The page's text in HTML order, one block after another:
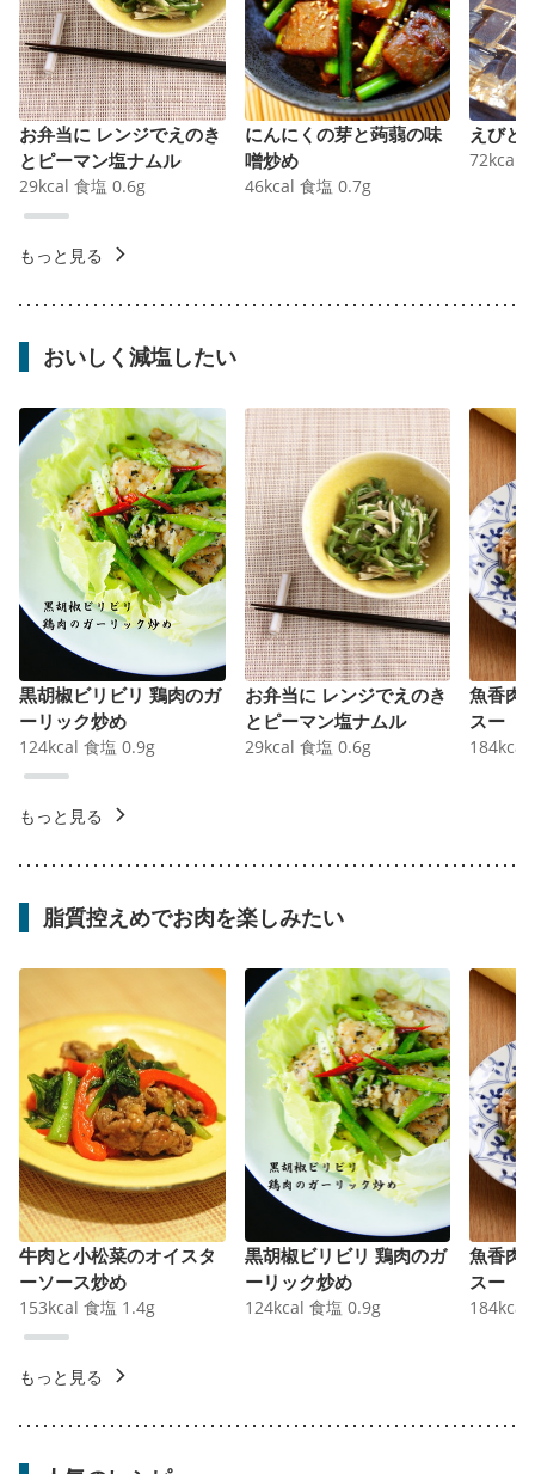
お弁当に レンジでえのき
とピーマン塩ナムル
29kcal 食塩 0.6g
にんにくの芽と蒟蒻の味
噌炒め
46kcal 食塩 0.7g
えびと
72kcal
もっと見る
おいしく減塩したい
黒胡椒ビリビリ 鶏肉のガ
ーリック炒め
124kcal 食塩 0.9g
お弁当に レンジでえのき
とピーマン塩ナムル
29kcal 食塩 0.6g
魚香肉
スー
184kcal
もっと見る
脂質控えめでお肉を楽しみたい
牛肉と小松菜のオイスタ
ーソース炒め
153kcal 食塩 1.4g
黒胡椒ビリビリ 鶏肉のガ
ーリック炒め
124kcal 食塩 0.9g
魚香肉
スー
184kcal
もっと見る